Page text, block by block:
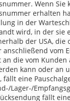
Wenn Sie
erhalten
in der
wird, in der sie
der USA, die
vom
die vom Kunden
kann oder an
eine
Lager-/
fällt